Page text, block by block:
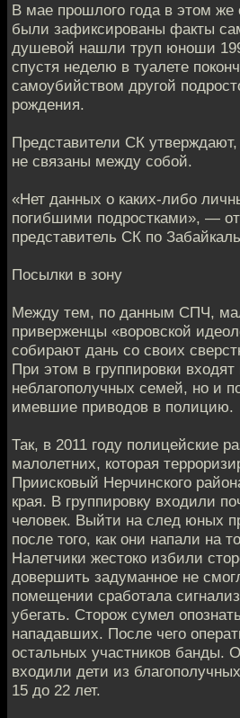
В мае прошлого года в этом
были зафиксированы факты
душевой нашли труп юноши
спустя неделю в туалете
самоубийством другой
рождения.
Представители СК
не связаны между собой.
«Нет данных о каких-либо
погибшими подростками», —
представитель СК по
Посылки в зону
Между тем, по данным СПЧ,
приверженцы «воровской
собирают дань со своих
При этом в группировки входят
неблагополучных семей, но и
имевшие приводов в полицию.
Так, в 2011 году полицейские
малолетних, которая
Приисковый Нерчинского
края. В группировку входили
человек. Выйти на след юных
после того, как они напали на
Налетчики жестоко избили
довершить задуманное не
помещении сработала
убегать. Сторож сумел
нападавших. После чего
остальных участников банды.
входили дети из
15 до 22 лет.